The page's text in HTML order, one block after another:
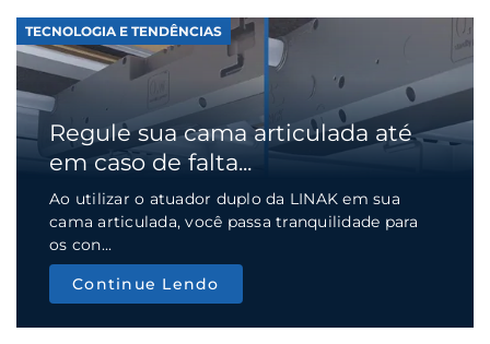
TECNOLOGIA E TENDÊNCIAS
Regule sua cama articulada até
em caso de falta...
Ao utilizar o atuador duplo da LINAK em sua
cama articulada, você passa tranquilidade para
os con...
Continue Lendo